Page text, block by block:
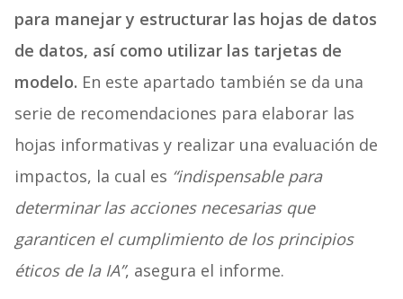
para manejar y estructurar las hojas de datos
de datos, así como utilizar las tarjetas de
modelo. En este apartado también se da una
serie de recomendaciones para elaborar las
hojas informativas y realizar una evaluación de
impactos, la cual es “indispensable para
determinar las acciones necesarias que
garanticen el cumplimiento de los principios
éticos de la IA”, asegura el informe.